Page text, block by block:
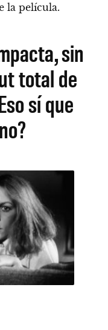
la película.
sin
total de
sí que